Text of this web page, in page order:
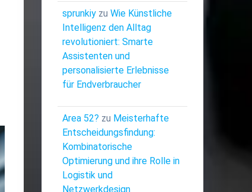
sprunkiyzu Wie Künstliche
Intelligenz den Alltag
revolutioniert: Smarte
Assistenten und
personalisierte Erlebnisse
für Endverbraucher
Area 52? zu Meisterhafte
Entscheidungsfindung:
Kombinatorische
Optimierung und ihre Rolle in
Logistik und
Netzwerkdesign